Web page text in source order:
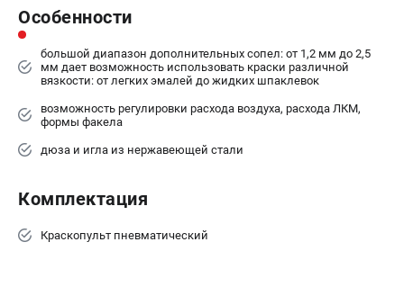
вс - выходной
ЗАКАЗ ЗАПЧАСТЕЙ
Особенности
большой диапазон дополнительных сопел: от 1,2 мм до 2,5
мм дает возможность использовать краски различной
вязкости: от легких эмалей до жидких шпаклевок
возможность регулировки расхода воздуха, расхода ЛКМ,
формы факела
дюза и игла из нержавеющей стали
Комплектация
Краскопульт пневматический